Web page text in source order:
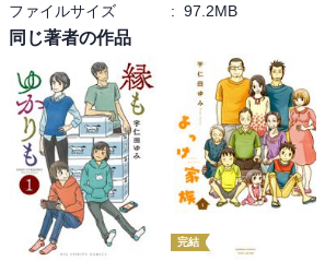
ファイルサイズ
: 97.2MB
同じ著者の作品
完結